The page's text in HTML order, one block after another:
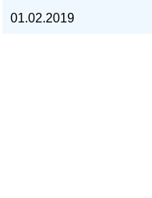
01.02.2019